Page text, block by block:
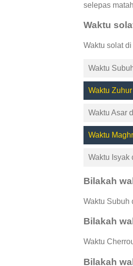
selepas
Waktu
Waktu solat
Waktu
Waktu
Waktu Asar
Waktu
Waktu Isyak
Bilakah
Waktu Subuh
Bilakah
Waktu
Bilakah